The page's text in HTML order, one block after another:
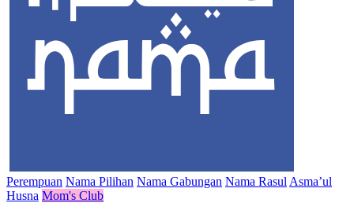
Perempuan Nama Pilihan Nama Gabungan Nama Rasul Asma’ul
Husna Mom's Club